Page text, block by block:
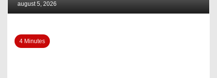
august 5, 2026
4 Minutes